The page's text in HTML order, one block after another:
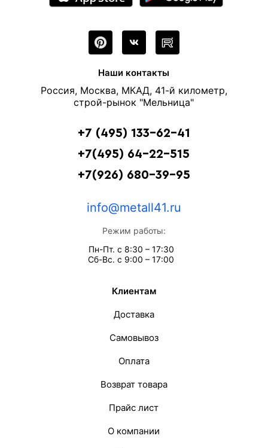
Наши контакты
Россия, Москва, МКАД, 41-й километр,
строй-рынок "Мельница"
+7 (495) 133-62-41
+7(495) 64-22-515
+7(926) 680-39-95
info@metall41.ru
Режим работы:
Пн-Пт. с 8:30 – 17:30
Сб-Вс. с 9:00 – 17:00
Клиентам
Доставка
Самовывоз
Оплата
Возврат товара
Прайс лист
О компании